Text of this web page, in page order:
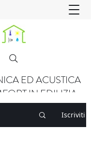
ED ACUSTICA
IN EDILIZIA
Iscriviti